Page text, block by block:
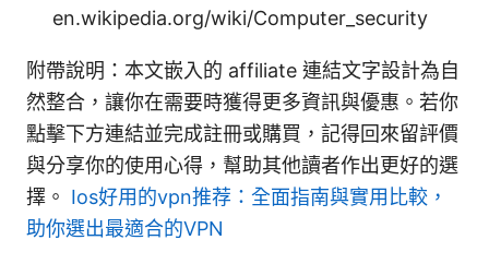
en.wikipedia.org/wiki/Computer_security
附帶說明：本文嵌入的 affiliate 連結文字設計為自
然整合，讓你在需要時獲得更多資訊與優惠。若你
點擊下方連結並完成註冊或購買，記得回來留評價
與分享你的使用心得，幫助其他讀者作出更好的選
擇。 Ios好用的vpn推荐：全面指南與實用比較，
助你選出最適合的VPN